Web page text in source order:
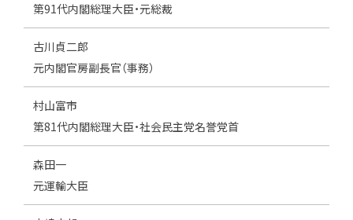
第91代内閣総理大臣・元総裁
古川貞二郎
元内閣官房副長官（事務）
村山富市
第81代内閣総理大臣・社会民主党名誉党首
森田一
元運輸大臣